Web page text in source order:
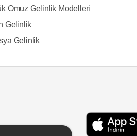
Omuz Gelinlik Modelleri
Gelinlik
Gelinlik